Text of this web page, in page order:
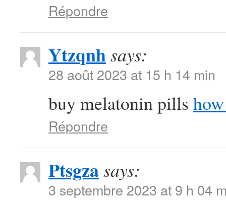
Répondre
Ytzqnhsays:
28 août 2023 at 15 h 14 min
buy melatonin pills
Répondre
Ptsgzasays:
3 septembre 2023 at 9 h 04